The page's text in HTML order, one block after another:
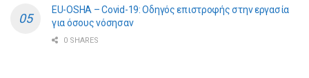
EU-OSHA – Covid-19: Οδηγός επιστροφής στην εργασία
για όσους νόσησαν
0 SHARES